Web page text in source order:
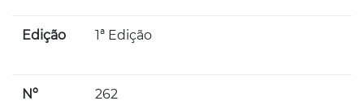
Edição 1ª Edição
Nº
262